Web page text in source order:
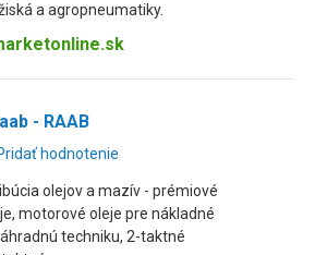
a agropneumatiky.
- RAAB
hodnotenie
olejov a mazív - prémiové
motorové oleje pre nákladné
techniku, 2-taktné